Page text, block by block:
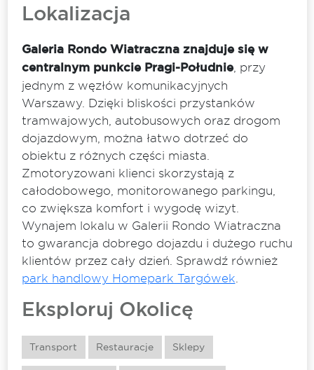
Lokalizacja
Galeria Rondo Wiatraczna znajduje się w
centralnym punkcie Pragi-Południe, przy
jednym z węzłów komunikacyjnych
Warszawy. Dzięki bliskości przystanków
tramwajowych, autobusowych oraz drogom
dojazdowym, można łatwo dotrzeć do
obiektu z różnych części miasta.
Zmotoryzowani klienci skorzystają z
całodobowego, monitorowanego parkingu,
co zwiększa komfort i wygodę wizyt.
Wynajem lokalu w Galerii Rondo Wiatraczna
to gwarancja dobrego dojazdu i dużego ruchu
klientów przez cały dzień. Sprawdź również
park handlowy Homepark Targówek
Eksploruj Okolicę
Transport Restauracje Sklepy